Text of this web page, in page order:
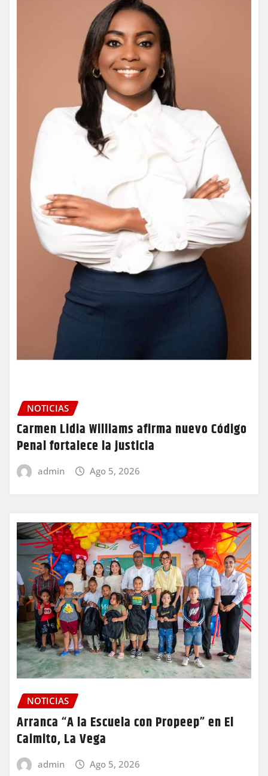
NOTICIAS
Carmen Lidia Williams afirma nuevo Código
Penal fortalece la justicia
admin Ago 5, 2026
NOTICIAS
Arranca “A la Escuela con Propeep” en El
Caimito, La Vega
admin Ago 5, 2026